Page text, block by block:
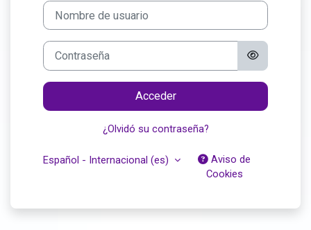
Nombre de usuario
Contraseña
Acceder
¿Olvidó su contraseña?
Español - Internacional ‎(es)‎
Aviso de
Cookies